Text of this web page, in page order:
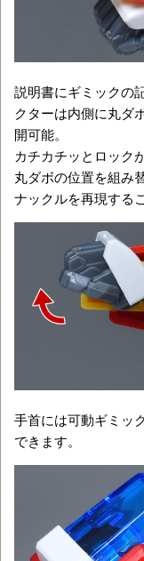
説明書にギミックの
クターは内側に丸ダ
開可能。
カチカチッとロック
丸ダボの位置を組み
ナックルを再現する
手首には可動ギミッ
できます。